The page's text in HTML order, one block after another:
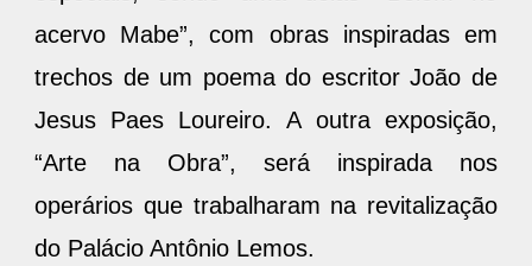
acervo Mabe”, com obras inspiradas em
trechos de um poema do escritor João de
Jesus Paes Loureiro. A outra exposição,
“Arte na Obra”, será inspirada nos
operários que trabalharam na revitalização
do Palácio Antônio Lemos.